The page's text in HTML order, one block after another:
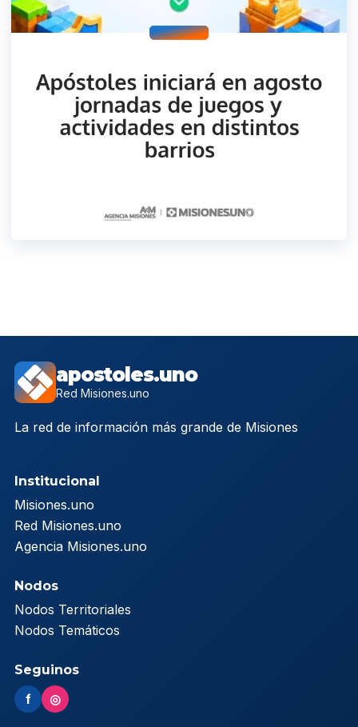
apostoles.uno
Red Misiones.uno
La red de información más grande de Misiones
Institucional
Misiones.uno
Red Misiones.uno
Agencia Misiones.uno
Nodos
Nodos Territoriales
Nodos Temáticos
Seguinos
f ◎